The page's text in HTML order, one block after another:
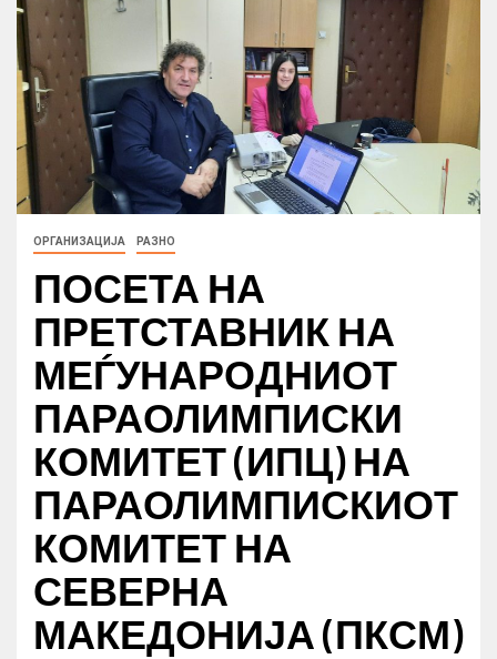
ОРГАНИЗАЦИЈА РАЗНО
ПОСЕТА НА
ПРЕТСТАВНИК НА
МЕЃУНАРОДНИОТ
ПАРАОЛИМПИСКИ
КОМИТЕТ (ИПЦ) НА
ПАРАОЛИМПИСКИОТ
КОМИТЕТ НА
СЕВЕРНА
МАКЕДОНИЈА (ПКСМ)